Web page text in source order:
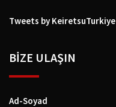
Tweets by KeiretsuTurkiye
BIZE ULAŞIN
Ad-Soyad